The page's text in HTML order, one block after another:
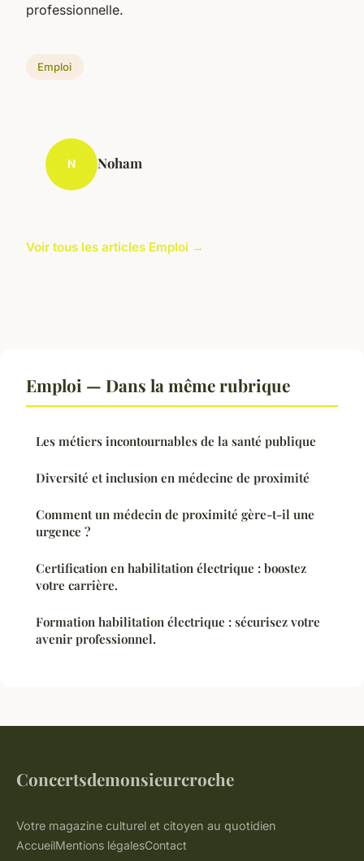
professionnelle.
Emploi
N Noham
Voir tous les articles Emploi →
Emploi — Dans la même rubrique
Les métiers incontournables de la santé publique
Diversité et inclusion en médecine de proximité
Comment un médecin de proximité gère-t-il une
urgence ?
Certification en habilitation électrique : boostez
votre carrière.
Formation habilitation électrique : sécurisez votre
avenir professionnel.
Concertsdemonsieurcroche
Votre magazine culturel et citoyen au quotidien
AccueilMentions légalesContact